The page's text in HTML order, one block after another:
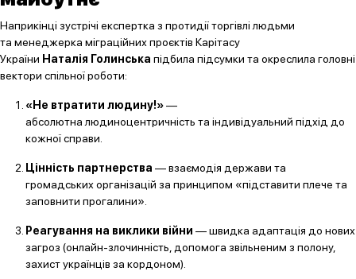
Наприкінці зустрічі експертка з протидії торгівлі людьми
та менеджерка міграційних проєктів Карітасу
України Наталія Голинська підбила підсумки та окреслила головні
вектори спільної роботи:
«Не втратити людину!»—
абсолютна людиноцентричність та індивідуальний підхід до
кожної справи.
Цінність партнерства — взаємодія держави та
громадських організацій за принципом «підставити плече та
заповнити прогалини».
Реагування на виклики війни — швидка адаптація до нових
загроз (онлайн-злочинність, допомога звільненим з полону,
захист українців за кордоном).